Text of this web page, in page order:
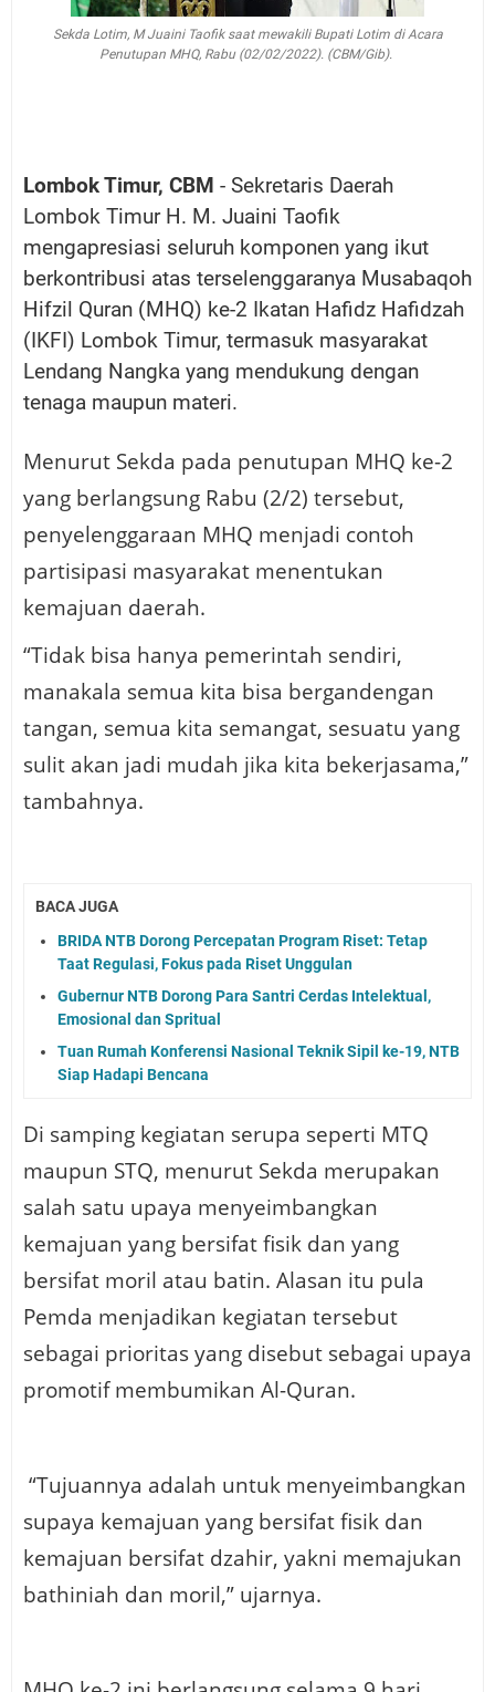
Sekda Lotim, M Juaini Taofik saat mewakili Bupati Lotim di Acara
Penutupan MHQ, Rabu (02/02/2022). (CBM/Gib).
Lombok Timur, CBM - Sekretaris Daerah
Lombok Timur H. M. Juaini Taofik
mengapresiasi seluruh komponen yang ikut
berkontribusi atas terselenggaranya Musabaqoh
Hifzil Quran (MHQ) ke-2 Ikatan Hafidz Hafidzah
(IKFI) Lombok Timur, termasuk masyarakat
Lendang Nangka yang mendukung dengan
tenaga maupun materi.
Menurut Sekda pada penutupan MHQ ke-2
yang berlangsung Rabu (2/2) tersebut,
penyelenggaraan MHQ menjadi contoh
partisipasi masyarakat menentukan
kemajuan daerah.
“Tidak bisa hanya pemerintah sendiri,
manakala semua kita bisa bergandengan
tangan, semua kita semangat, sesuatu yang
sulit akan jadi mudah jika kita bekerjasama,”
tambahnya.
BACA JUGA
BRIDA NTB Dorong Percepatan Program Riset: Tetap
Taat Regulasi, Fokus pada Riset Unggulan
Gubernur NTB Dorong Para Santri Cerdas Intelektual,
Emosional dan Spritual
Tuan Rumah Konferensi Nasional Teknik Sipil ke-19, NTB
Siap Hadapi Bencana
Di samping kegiatan serupa seperti MTQ
maupun STQ, menurut Sekda merupakan
salah satu upaya menyeimbangkan
kemajuan yang bersifat fisik dan yang
bersifat moril atau batin. Alasan itu pula
Pemda menjadikan kegiatan tersebut
sebagai prioritas yang disebut sebagai upaya
promotif membumikan Al-Quran.
“Tujuannya adalah untuk menyeimbangkan
supaya kemajuan yang bersifat fisik dan
kemajuan bersifat dzahir, yakni memajukan
bathiniah dan moril,” ujarnya.